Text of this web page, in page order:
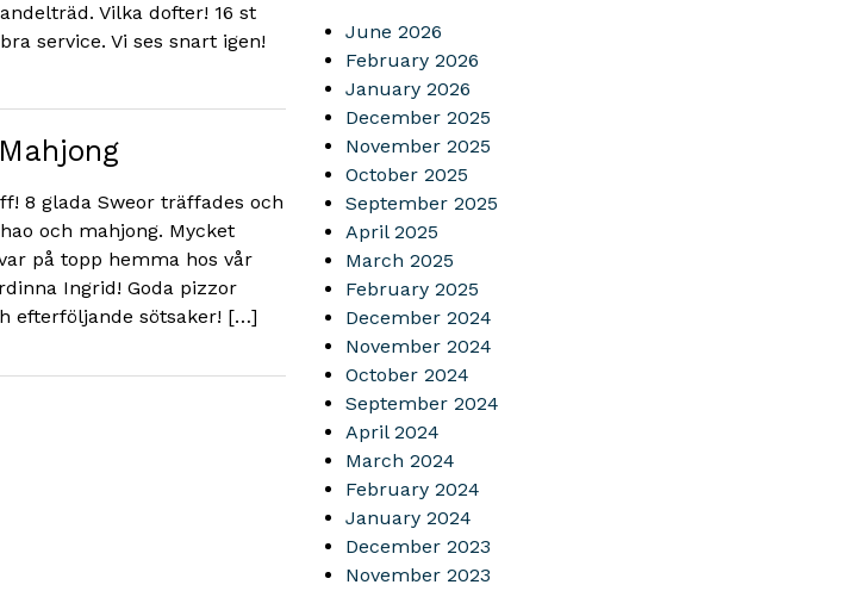
Vilka dofter! 16 st
service. Vi ses snart igen!
8 glada Sweor träffades och
och mahjong. Mycket
på topp hemma hos vår
Ingrid! Goda pizzor
efterföljande sötsaker! […]
June 2026
February 2026
January 2026
December 2025
November 2025
October 2025
September 2025
April 2025
March 2025
February 2025
December 2024
November 2024
October 2024
September 2024
April 2024
March 2024
February 2024
January 2024
December 2023
November 2023